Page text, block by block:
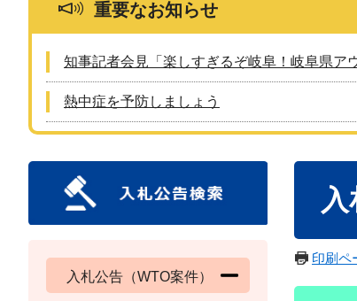
重要なお知らせ
知事記者会見「楽しすぎるぞ岐阜！岐阜県ア
熱中症を予防しましょう
印刷ペ
入札公告（WTO案件）